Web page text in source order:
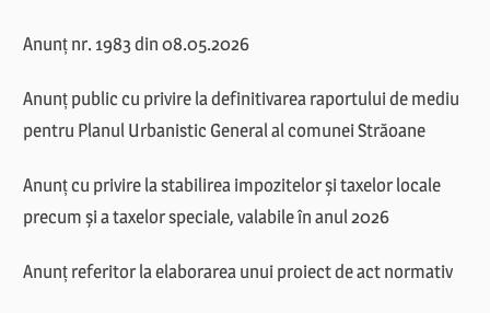
Anunț nr. 1983 din 08.05.2026
Anunț public cu privire la definitivarea raportului de mediu
pentru Planul Urbanistic General al comunei Străoane
Anunț cu privire la stabilirea impozitelor și taxelor locale
precum și a taxelor speciale, valabile în anul 2026
Anunț referitor la elaborarea unui proiect de act normativ